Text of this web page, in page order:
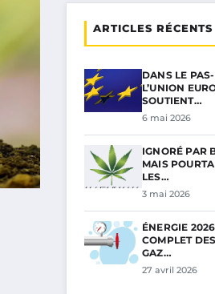
ARTICLES RÉCENTS
DANS LE
L’UNION
SOUTIENT…
6 mai 2026
IGNORÉ PAR
MAIS
LES…
3 mai 2026
ÉNERGIE
COMPLET
GAZ…
27 avril 2026